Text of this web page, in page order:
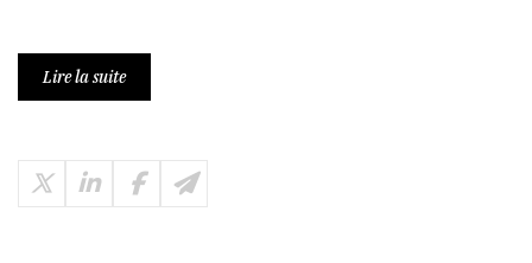
Lire la suite